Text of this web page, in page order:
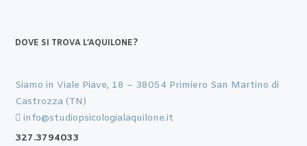
DOVE SI TROVA L’AQUILONE?
Siamo in Viale Piave, 18 – 38054 Primiero San Martino di
Castrozza (TN)
info@studiopsicologialaquilone.it
327.3794033